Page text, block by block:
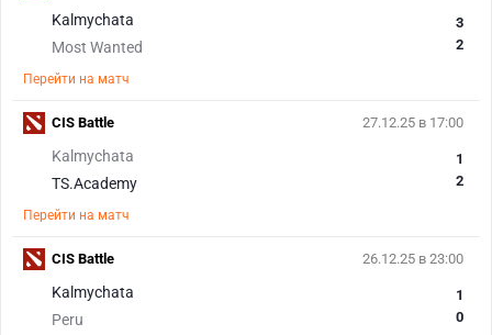
Kalmychata
Most Wanted
3
2
Перейти на матч
27.12.25 в 17:00
Kalmychata
TS.Academy
1
2
Перейти на матч
CIS Battle
26.12.25 в 23:00
Kalmychata
Peru
1
0
CIS Battle